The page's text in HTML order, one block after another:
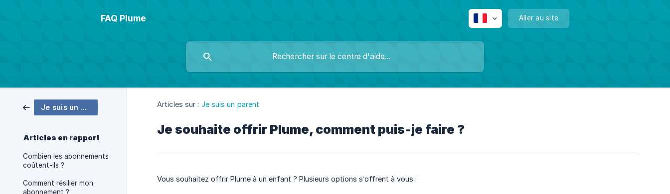
FAQ Plume Aller au site
Je suis un parent
Articles en rapport
Combien les abonnements
coûtent-ils ?
Comment résilier mon
abonnement ?
Articles sur : Je suis un parent
Je souhaite offrir Plume, comment puis-je faire ?
Vous souhaitez offrir Plume à un enfant ? Plusieurs options s’offrent à vous :